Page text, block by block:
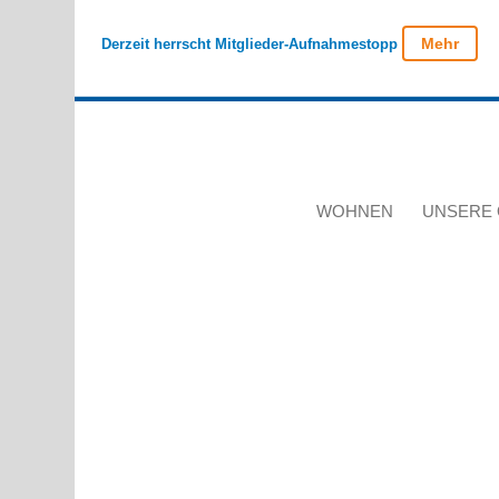
Derzeit herrscht Mitglieder-Aufnahmestopp Mehr
WOHNEN UNSERE